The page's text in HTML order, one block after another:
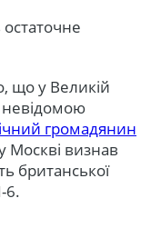
що у Великій
невідомою
громадянин
Москві визнав
британської
6.